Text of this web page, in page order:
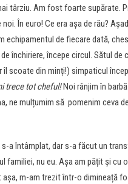
târziu. Am fost foarte supărate.
În euro! Ce era așa de rău?
echipamentul de fiecare dată,
închiriere, începe circul. Sătul de
scoate din minți!) simpaticul
trece tot cheful!Noi rânjim în
ne mulțumim să pomenim ceva
a întâmplat, dar s-a făcut un
familiei, nu eu. Așa am pățit și cu
m-am trezit într-o dimineață